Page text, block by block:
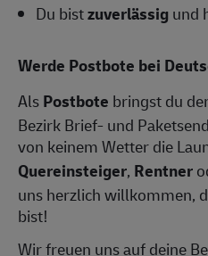
Du bistzuverlässigund
Werde Postbote bei
AlsPostbote bringst du
Bezirk Brief- und
von keinem Wetter die
Quereinsteiger, Rentner
uns herzlich willkommen,
bist!
Wir freuen uns auf deine